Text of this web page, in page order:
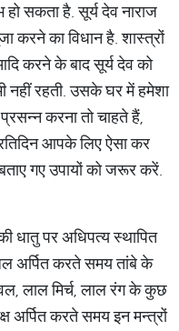
सकता है. सूर्य देव नाराज
करने का विधान है. शास्त्रों
करने के बाद सूर्य देव को
नहीं रहती. उसके घर में हमेशा
करना तो चाहते हैं,
आपके लिए ऐसा कर
गए उपायों को जरूर करें.
धातु पर अधिपत्य स्थापित
अर्पित करते समय तांबे के
लाल मिर्च, लाल रंग के कुछ
करते समय इन मन्त्रों